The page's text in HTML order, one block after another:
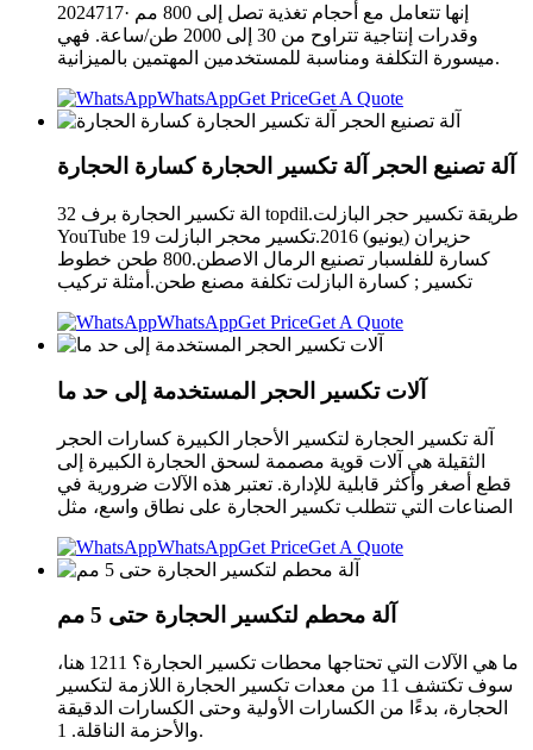
2024717· إنها تتعامل مع أحجام تغذية تصل إلى 800 مم
وقدرات إنتاجية تتراوح من 30 إلى 2000 طن/ساعة. فهي
ميسورة التكلفة ومناسبة للمستخدمين المهتمين بالميزانية.
WhatsAppGet PriceGet A Quote
آلة تصنيع الحجر آلة تكسير الحجارة كسارة الحجارة
الة تكسير الحجارة برف 32 topdil.طريقة تكسير حجر البازلت
YouTube 19 حزيران (يونيو) 2016.تكسير محجر البازلت
كسارة للفلسبار تصنيع الرمال الاصطن.800 طحن خطوط
تكسير ; كسارة البازلت تكلفة مصنع طحن.أمثلة تركيب
WhatsAppGet PriceGet A Quote
آلات تكسير الحجر المستخدمة إلى حد ما
آلة تكسير الحجارة لتكسير الأحجار الكبيرة كسارات الحجر
الثقيلة هي آلات قوية مصممة لسحق الحجارة الكبيرة إلى
قطع أصغر وأكثر قابلية للإدارة. تعتبر هذه الآلات ضرورية في
الصناعات التي تتطلب تكسير الحجارة على نطاق واسع، مثل
WhatsAppGet PriceGet A Quote
آلة محطم لتكسير الحجارة حتى 5 مم
ما هي الآلات التي تحتاجها محطات تكسير الحجارة؟ 1211 هنا،
سوف تكتشف 11 من معدات تكسير الحجارة اللازمة لتكسير
الحجارة، بدءًا من الكسارات الأولية وحتى الكسارات الدقيقة
والأحزمة الناقلة. 1.